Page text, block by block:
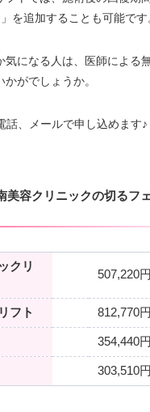
を追加することも可能です
気になる人は、医師による
がでしょうか。
話、メールで申し込めます♪
美容クリニックの切るフ
クリ
507,220円
フト 812,770円
354,440円
303,510円